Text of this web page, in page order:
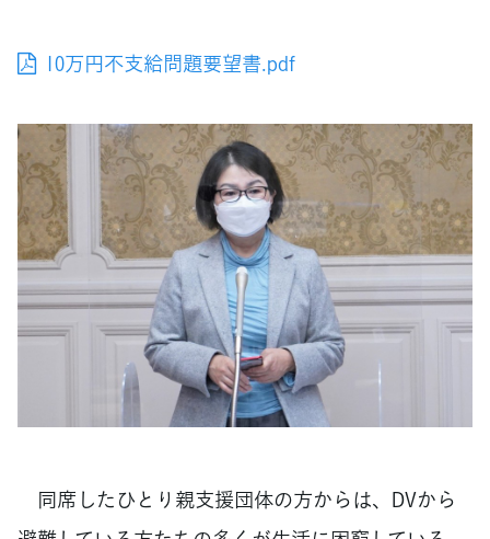
10万円不支給問題要望書.pdf
同席したひとり親支援団体の方からは、DVから